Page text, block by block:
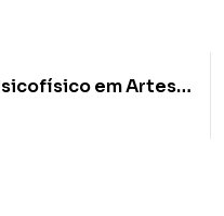
em Artes
relatos e
das poéticas